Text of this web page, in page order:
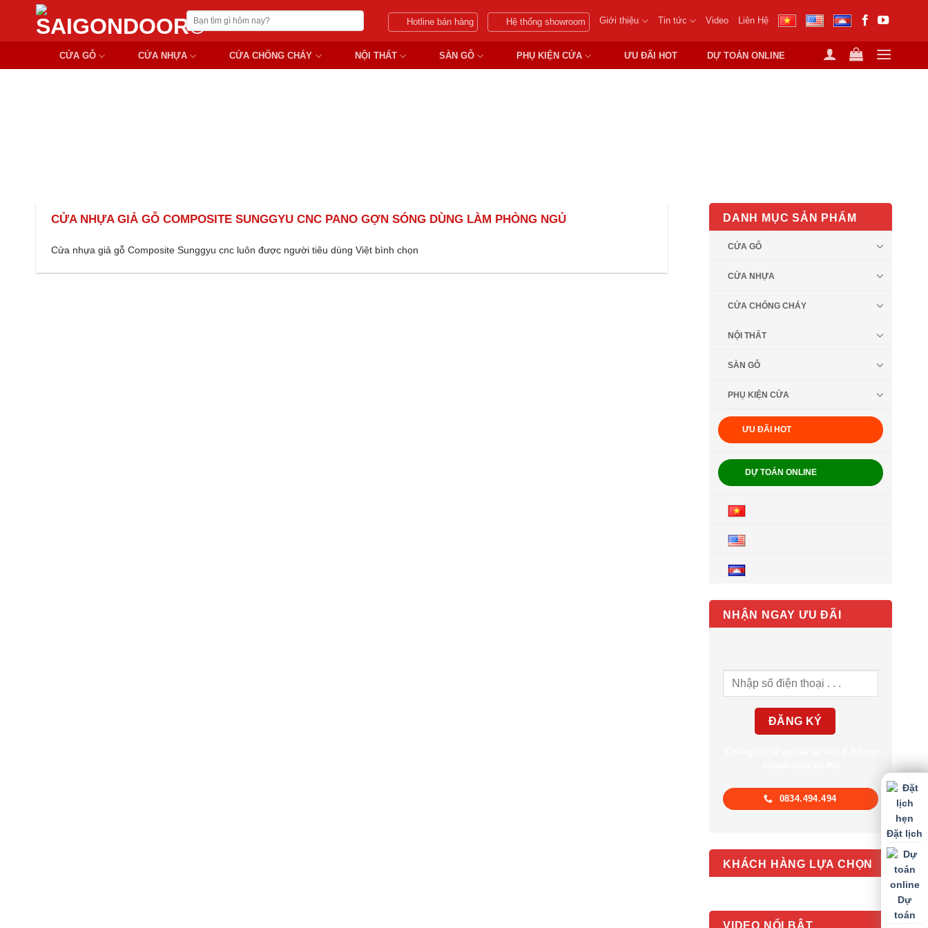
Chuyển
nội
Tìm
kiếm:
Hotline bán hàng Hệ thống showroom Giới thiệu Tin tức Video Liên Hệ
CỬA GỖ CỬA NHỰA CỬA CHỐNG CHÁY NỘI THẤT SÀN GỖ PHỤ KIỆN CỬA ƯU ĐÃI HOT DỰ TOÁN ONLINE
CỬA NHỰA GIẢ GỖ COMPOSITE SUNGGYU CNC PANO GỢN SÓNG DÙNG LÀM PHÒNG NGỦ
Cửa nhựa giả gỗ Composite Sunggyu cnc luôn được người tiêu dùng Việt bình chọn
DANH MỤC SẢN PHẨM
CỬA GỖ
CỬA NHỰA
CỬA CHỐNG CHÁY
NỘI THẤT
SÀN GỖ
PHỤ KIỆN CỬA
ƯU ĐÃI HOT
DỰ TOÁN ONLINE
NHẬN NGAY ƯU ĐÃI
0834.494.494
KHÁCH HÀNG LỰA CHỌN
VIDEO NỔI BẬT
Đặt lịch
Dự
toán